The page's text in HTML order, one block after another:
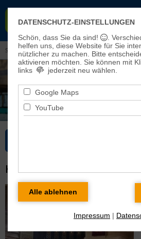
HAUSEN-
Sie sind hier: Kirchenmusik > Chöre> Kantorei
KANTOREI OLDISLEBEN
DATENSCHUTZ-EINSTELLUNGEN
Schön, dass Sie da sind!
.
helfen uns, diese Website für Sie
nützlicher zu machen.
Bitte
aktivieren möchten. Sie können mit
links
jederzeit neu wählen.
Google Maps
YouTube
Impressum |